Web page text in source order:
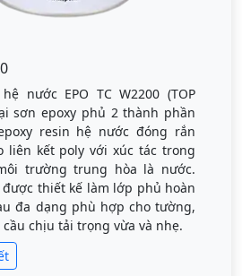
nước EPO TC W2200 (TOP
sơn epoxy phủ 2 thành phần
resin hệ nước đóng rắn
liên kết poly với xúc tác trong
trường trung hòa là nước.
được thiết kế làm lớp phủ hoàn
đa dạng phù hợp cho tường,
cầu chịu tải trọng vừa và nhẹ.